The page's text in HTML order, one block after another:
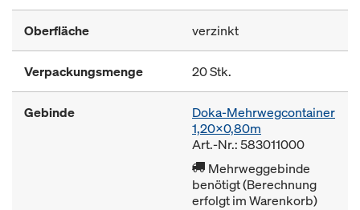
Oberfläche verzinkt
Verpackungsmenge 20 Stk.
Gebinde
Doka-Mehrwegcontainer
1,20x0,80m
Art.-Nr.: 583011000
Mehrweggebinde
benötigt (Berechnung
erfolgt im Warenkorb)